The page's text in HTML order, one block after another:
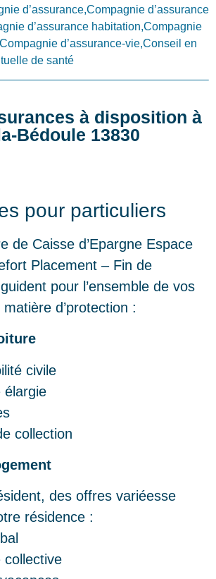
d’assurance,Compagnie d’assurance
d’assurance habitation,Compagnie
d’assurance-vie,Conseil en
de santé
à disposition à
Bédoule 13830
pour particuliers
de Caisse d’Epargne Espace
Placement – Fin de
pour l’ensemble de vos
d’protection :
civile
élargie
collection
des offres variéesse
résidence :
collective